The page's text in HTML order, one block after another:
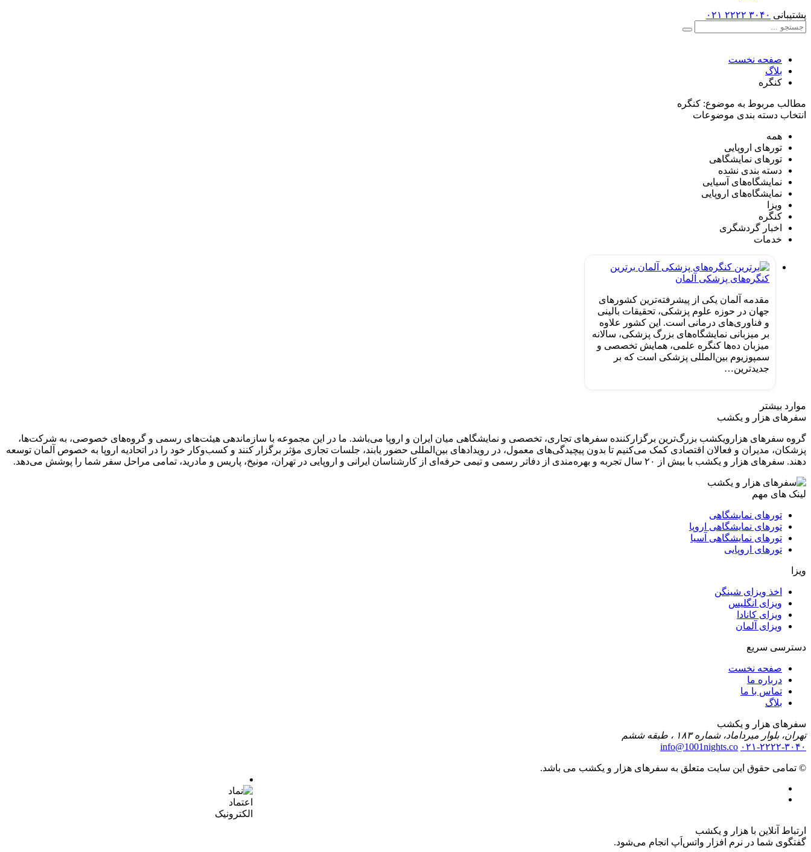
پشتیبانی ۳۰۴۰ ۲۲۲۲ ۰۲۱
صفحه نخست
بلاگ
کنگره
مطالب مربوط به موضوع: کنگره
انتخاب دسته بندی موضوعات
همه
تورهای اروپایی
تورهای نمایشگاهی
دسته بندی نشده
نمایشگاه‌های آسیایی
نمایشگاه‌های اروپایی
ویزا
کنگره
اخبار گردشگری
خدمات
برترین
کنگره‌های پزشکی آلمان
مقدمه آلمان یکی از پیشرفته‌ترین کشورهای
جهان در حوزه علوم پزشکی، تحقیقات بالینی
و فناوری‌های درمانی است. این کشور علاوه
بر میزبانی نمایشگاه‌های بزرگ پزشکی، سالانه
میزبان ده‌ها کنگره علمی، همایش تخصصی و
سمپوزیوم بین‌المللی پزشکی است که بر
جدیدترین…
موارد بیشتر
سفرهای هزار و یکشب
گروه سفرهای هزارویکشب بزرگ‌ترین برگزارکننده سفرهای تجاری، تخصصی و نمایشگاهی میان ایران و اروپا می‌باشد. ما در این مجموعه با سازماندهی هیئت‌های رسمی و گروه‌های خصوصی، به شرکت‌ها،
پزشکان، مدیران و فعالان اقتصادی کمک می‌کنیم تا بدون پیچیدگی‌های معمول، در رویدادهای بین‌المللی حضور یابند، جلسات تجاری مؤثر برگزار کنند و کسب‌وکار خود را در اتحادیه اروپا به خصوص آلمان توسعه
دهند. سفر‌های هزار و یکشب با بیش از ۲۰ سال تجربه و بهره‌مندی از دفاتر رسمی و تیمی حرفه‌ای از کارشناسان ایرانی و اروپایی در تهران، مونیخ، پاریس و مادرید، تمامی مراحل سفر شما را پوشش می‌دهد.
لینک های مهم
تورهای نمایشگاهی
تورهای نمایشگاهی اروپا
تورهای نمایشگاهی آسیا
تورهای اروپایی
ویزا
اخذ ویزای شینگن
ویزای انگلیس
ویزای کانادا
ویزای آلمان
دسترسی سریع
صفحه نخست
درباره ما
تماس با ما
بلاگ
سفرهای هزار و یکشب
تهران، بلوار میرداماد، شماره ۱۸۳ ، طبقه ششم
۰۲۱-۲۲۲۲-۳۰۴۰ info@1001nights.co
© تمامی حقوق این سایت متعلق به سفرهای هزار و یکشب می باشد.
ارتباط آنلاین با هزار و یکشب
گفتگوی شما در نرم افزار واتس‌اَپ انجام می‌شود.